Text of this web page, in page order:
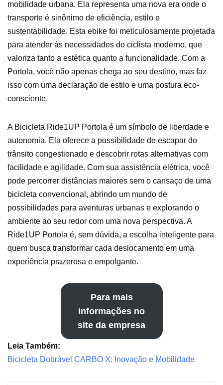
mobilidade urbana. Ela representa uma nova era onde o
transporte é sinônimo de eficiência, estilo e
sustentabilidade. Esta ebike foi meticulosamente projetada
para atender às necessidades do ciclista moderno, que
valoriza tanto a estética quanto a funcionalidade. Com a
Portola, você não apenas chega ao seu destino, mas faz
isso com uma declaração de estilo e uma postura eco-
consciente.
A Bicicleta Ride1UP Portola é um símbolo de liberdade e
autonomia. Ela oferece a possibilidade de escapar do
trânsito congestionado e descobrir rotas alternativas com
facilidade e agilidade. Com sua assistência elétrica, você
pode percorrer distâncias maiores sem o cansaço de uma
bicicleta convencional, abrindo um mundo de
possibilidades para aventuras urbanas e explorando o
ambiente ao seu redor com uma nova perspectiva. A
Ride1UP Portola é, sem dúvida, a escolha inteligente para
quem busca transformar cada deslocamento em uma
experiência prazerosa e empolgante.
Para mais
informações no
site da empresa
Leia Também:
Bicicleta Dobrável CARBO X: Inovação e Mobilidade